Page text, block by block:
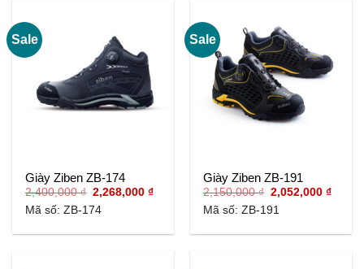
Sale
Giày Ziben ZB-174
2,400,000₫ Giá
là:
2,268,000₫Giá
2,268,000 ₫.
Mã số: ZB-174
Sale
Giày Ziben ZB-191
2,150,000₫ Giá
là:
2,052,000₫Giá
Mã số: ZB-191